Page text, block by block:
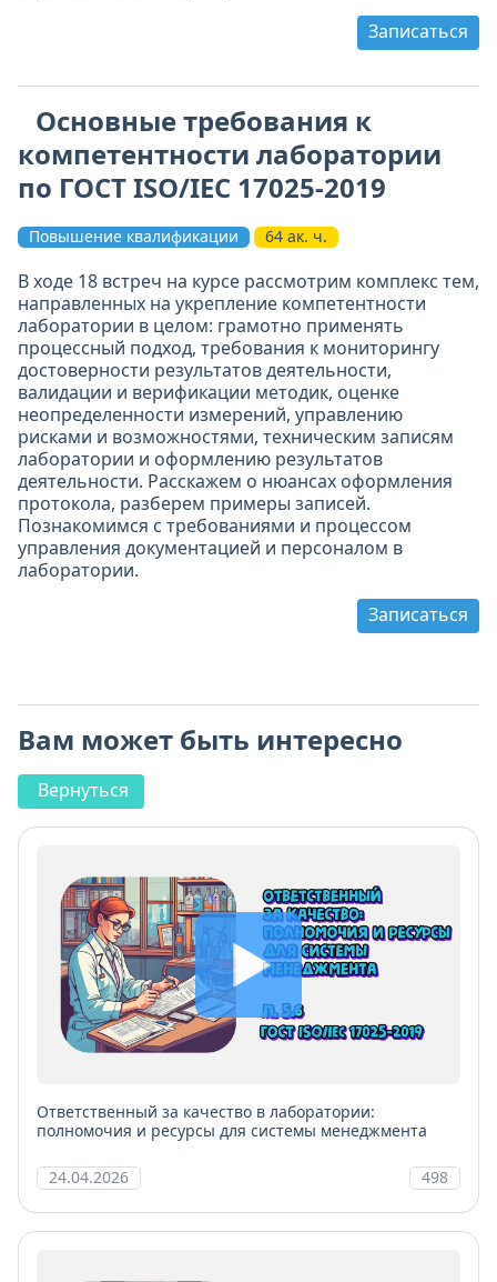
Записаться
Основные требования к
компетентности лаборатории
по ГОСТ ISO/IEC 17025-2019
Повышение квалификации 64 ак. ч.
В ходе 18 встреч на курсе рассмотрим комплекс тем,
направленных на укрепление компетентности
лаборатории в целом: грамотно применять
процессный подход, требования к мониторингу
достоверности результатов деятельности,
валидации и верификации методик, оценке
неопределенности измерений, управлению
рисками и возможностями, техническим записям
лаборатории и оформлению результатов
деятельности. Расскажем о нюансах оформления
протокола, разберем примеры записей.
Познакомимся с требованиями и процессом
управления документацией и персоналом в
лаборатории.
Записаться
Вам может быть интересно
Вернуться
Ответственный за качество в лаборатории:
полномочия и ресурсы для системы менеджмента
24.04.2026 498